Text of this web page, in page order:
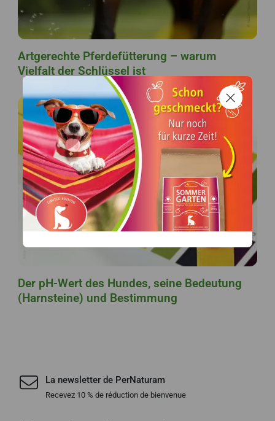
Artgerechte Pferdefütterung – warum
Vielfalt der Schlüssel ist
Der pH-Wert des Hundes, seine Bedeutung
(Harnsteine) und Bestimmung
La newsletter de PerNaturam
Recevez 10 % de réduction de bienvenue